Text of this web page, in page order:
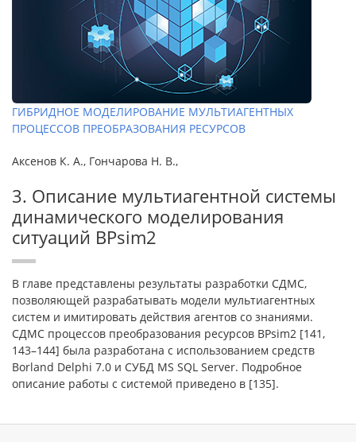
ГИБРИДНОЕ МОДЕЛИРОВАНИЕ МУЛЬТИАГЕНТНЫХ
ПРОЦЕССОВ ПРЕОБРАЗОВАНИЯ РЕСУРСОВ
Аксенов К. А., Гончарова Н. В.,
3. Описание мультиагентной системы
динамического моделирования
ситуаций BPsim2
В главе представлены результаты разработки СДМС,
позволяющей разрабатывать модели мультиагентных
систем и имитировать действия агентов со знаниями.
СДМС процессов преобразования ресурсов BPsim2 [141,
143–144] была разработана c использованием средств
Borland Delphi 7.0 и СУБД MS SQL Server. Подробное
описание работы с системой приведено в [135].